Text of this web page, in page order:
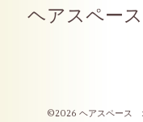
ヘアスペー
©2026 ヘアスペース